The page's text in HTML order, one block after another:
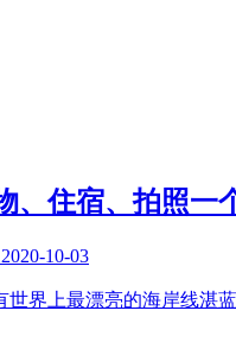
、住宿、拍照一
2020-10-03
界上最漂亮的海岸线湛